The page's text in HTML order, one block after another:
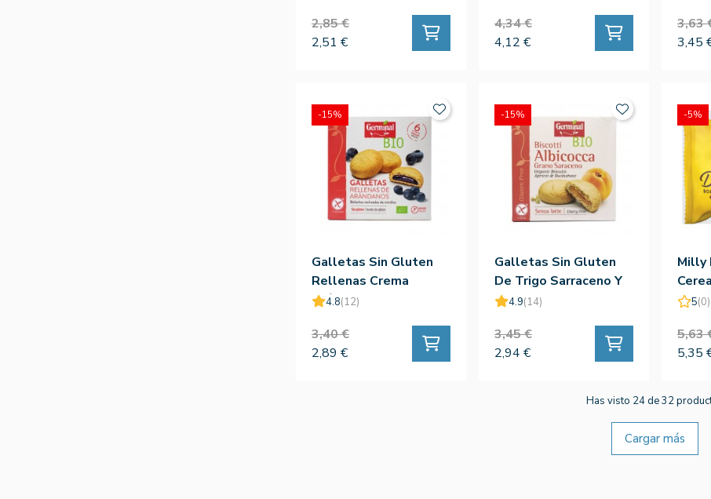
2,85 €
2,51 €
4,34 €
4,12 €
3,63
3,45
Galletas Sin Gluten
Rellenas Crema
Arándanos - Germinal
4.8(12)
3,40 €
2,89 €
-15%
Galletas Sin Gluten
De Trigo Sarraceno Y
Albaricoque -
4.9(14)
3,45 €
2,94 €
-15%
Milly
5(0)
5,63
5,35
-5%
Has visto 24 de 32
Cargar más